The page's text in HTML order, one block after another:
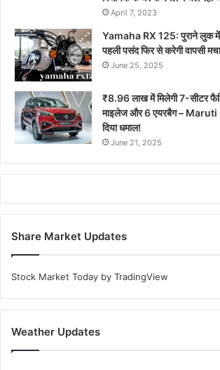
April 7, 2023
Yamaha RX 125: पुराने लुक में
पहली पसंद फिर से करेगी वापसी
June 25, 2025
₹8.96 लाख में मिलेगी 7-सीटर
माइलेज और 6 एयरबैग –
दिया धमाल!
June 21, 2025
Share Market Updates
Stock Market Today by TradingView
Weather Updates